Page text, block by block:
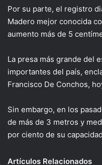
Por su parte, el registro
Madero mejor conocida
aumento más de 5
La presa más grande del
importantes del país,
Francisco De Conchos,
Sin embargo, en los
de más de 3 metros y
por ciento de su
Artículos Relacionados